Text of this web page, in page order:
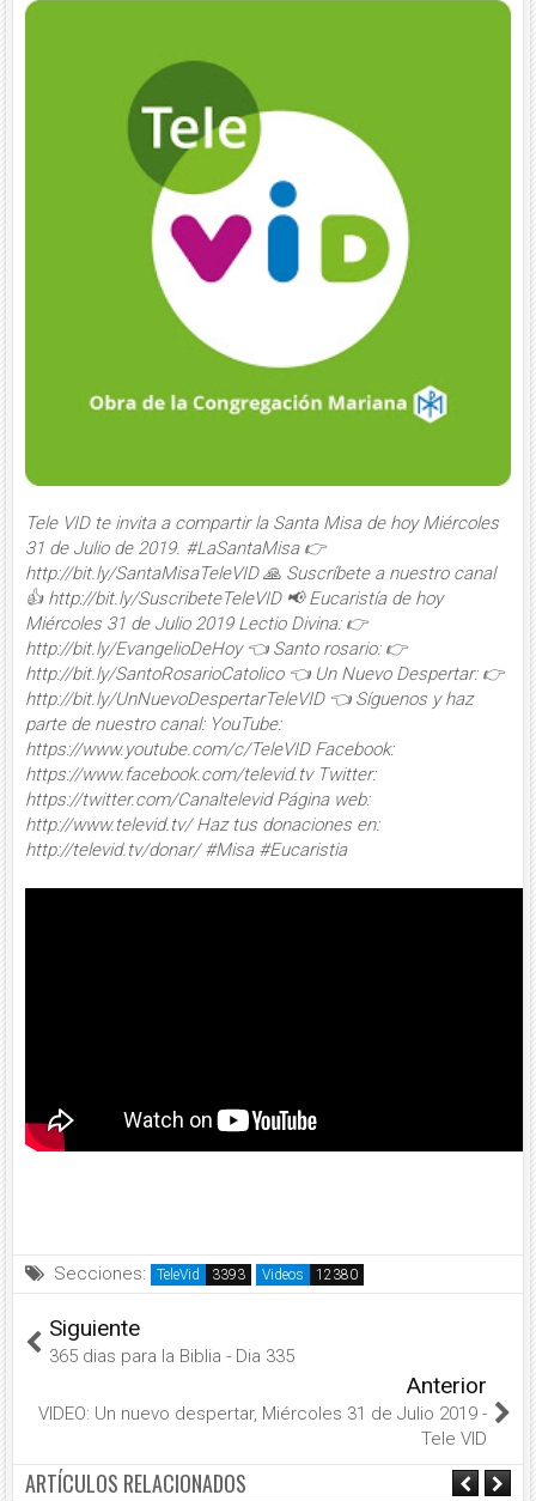
Tele VID te invita a compartir la Santa Misa de hoy Miércoles
31 de Julio de 2019. #LaSantaMisa 👉
http://bit.ly/SantaMisaTeleVID 🙏 Suscríbete a nuestro canal
👍 http://bit.ly/SuscribeteTeleVID 📢 Eucaristía de hoy
Miércoles 31 de Julio 2019 Lectio Divina: 👉
http://bit.ly/EvangelioDeHoy 👈 Santo rosario: 👉
http://bit.ly/SantoRosarioCatolico 👈 Un Nuevo Despertar: 👉
http://bit.ly/UnNuevoDespertarTeleVID 👈 Síguenos y haz
parte de nuestro canal: YouTube:
https://www.youtube.com/c/TeleVID Facebook:
https://www.facebook.com/televid.tv Twitter:
https://twitter.com/Canaltelevid Página web:
http://www.televid.tv/ Haz tus donaciones en:
http://televid.tv/donar/ #Misa #Eucaristia
Secciones: TeleVid Videos
Siguiente
365 dias para la Biblia - Dia 335
Anterior
VIDEO: Un nuevo despertar, Miércoles 31 de Julio 2019 -
Tele VID
ARTÍCULOS RELACIONADOS